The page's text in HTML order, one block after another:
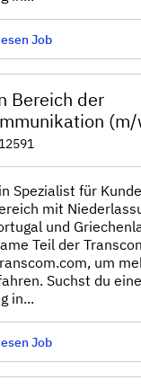
Job
Bereich der
Spezialist für
mit
und
Teil der
um
Suchst du
in...
Job